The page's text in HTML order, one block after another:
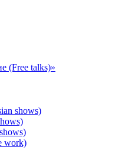
(Free talks)»
shows)
work)